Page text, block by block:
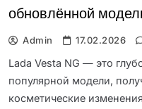
обновлённой
Admin 17.02.2026
Lada Vesta NG — это
популярной модели,
косметические